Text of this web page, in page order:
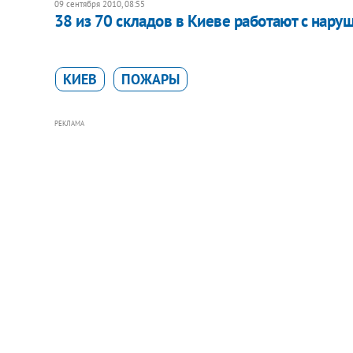
09 сентября 2010, 08:55
38 из 70 складов в Киеве работают с
КИЕВ ПОЖАРЫ
РЕКЛАМА